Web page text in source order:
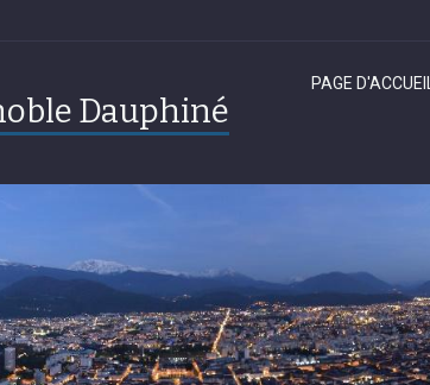
Dauphiné
PAGE D'ACCUEIL